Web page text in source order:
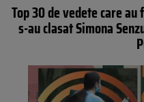
Top 30 de vedete care
s-au clasat Simona